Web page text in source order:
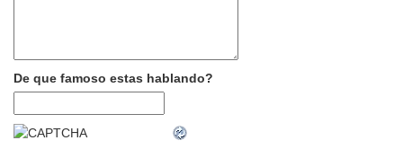
De que famoso estas hablando?